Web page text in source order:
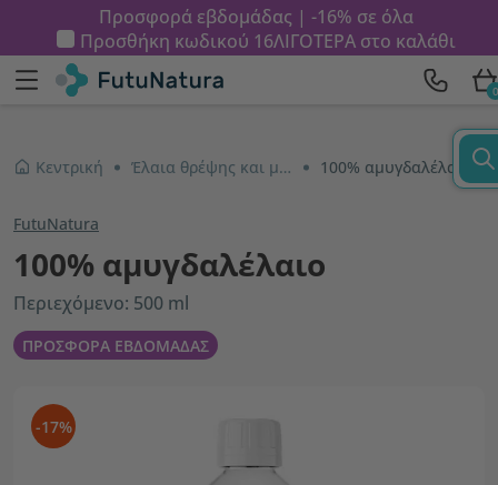
Προσφορά εβδομάδας | -16% σε όλα
Προσθήκη κωδικού 16ΛΙΓΟΤΕΡΑστο καλάθι
0
Κεντρική Έλαια θρέψης και μασάζ 100% αμυγδαλέλαιο
FutuNatura
100% αμυγδαλέλαιο
Περιεχόμενο: 500 ml
ΠΡΟΣΦΟΡΑ ΕΒΔΟΜΑΔΑΣ
-17%